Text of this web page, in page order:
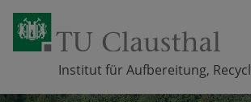
Institut für Aufbereitung,